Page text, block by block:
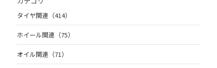
タイヤ関連（414）
ホイール関連（75）
オイル関連（71）